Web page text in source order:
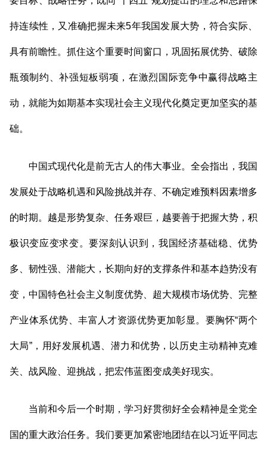
持连续性，又准确把握未来5年我国发展大势，符合实际、
具有前瞻性。抓住这个重要时间窗口，巩固拓展优势、破除
瓶颈制约、补强短板弱项，在激烈国际竞争中赢得战略主
动，就能为如期基本实现社会主义现代化奠定更加坚实的基
础。
中国式现代化是前无古人的伟大事业。全会指出，我国
发展处于战略机遇和风险挑战并存、不确定难预料因素增多
的时期。越是形势复杂、任务艰巨，越要善于把握大势，积
极识变应变求变。要深刻认识到，我国经济基础稳、优势
多、韧性强、潜能大，长期向好的支撑条件和基本趋势没有
变，中国特色社会主义制度优势、超大规模市场优势、完整
产业体系优势、丰富人才资源优势更加彰显。要胸怀“两个
大局”，用好发展机遇、潜力和优势，以历史主动精神克难
关、战风险、迎挑战，把宏伟蓝图变成美好现实。
当前和今后一个时期，学习好贯彻好全会精神是全党全
国的重大政治任务。我们要更加紧密地团结在以习近平同志